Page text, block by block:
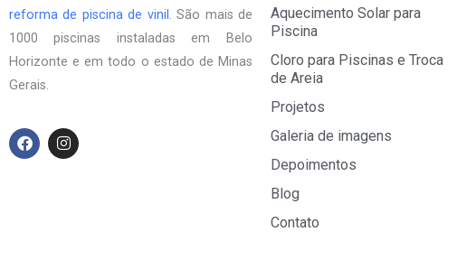
reforma de piscina de vinil . São mais de
1000 piscinas instaladas em Belo
Horizonte e em todo o estado de Minas
Gerais.
F
a
c
I
n
s
Aquecimento Solar para
Piscina
Cloro para Piscinas e Troca
de Areia
Projetos
Galeria de imagens
Depoimentos
Blog
Contato